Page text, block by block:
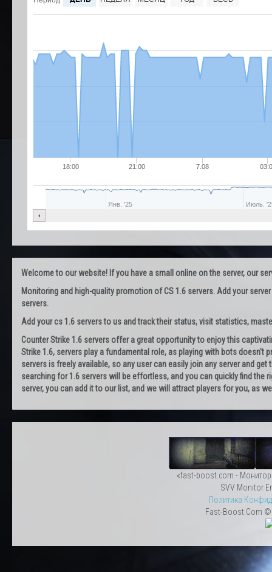
18:00 21:00 7.08
Янв. '25 Июль.
Welcome to our website! If you have a small online on the server, our
Monitoring and high-quality promotion of CS 1.6 servers. Add your
servers.
Add your cs 1.6 servers to us and track their status, visit statistics,
Counter Strike 1.6 servers offer a great opportunity to enjoy this
Strike 1.6, servers play a fundamental role, as playing with bots
servers is freely available, so any user can easily join any server and
searching for 1.6 servers will be effortless, and you can quickly find
server, you can add it to our list, and we will attract players for you, as
«fast-boost.com -
SVV Monitor
Политика
Fast-Boost.Com